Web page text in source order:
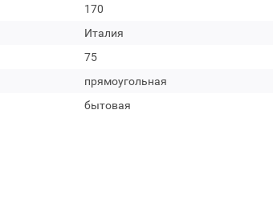
170
Италия
75
прямоугольная
бытовая